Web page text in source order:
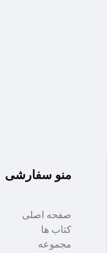
منو سفارشی
صفحه اصلی
کتاب ها
مجموعه